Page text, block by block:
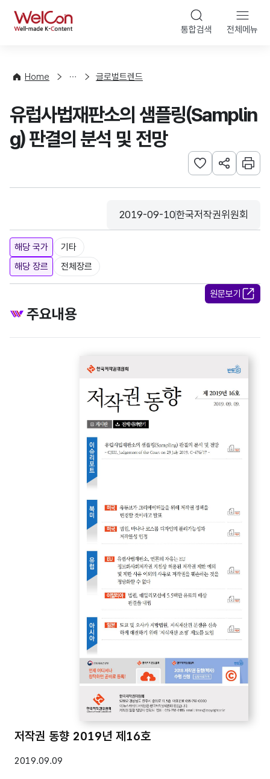
WelCon 통합검색 전체메뉴
Home
향
계
글로벌트렌드
유럽사법재판소의 샘플링(Samplin
g) 판결의 분석 및 전망
관심사 등록하기
URL 공유하
인쇄
등록일
2019-09-10
수집기관
한국저작권위원회
해당 국가
기타
해당 장르
전체장르
원문보기
주요내용
저작권 동향 2019년 제16호
2019.09.09